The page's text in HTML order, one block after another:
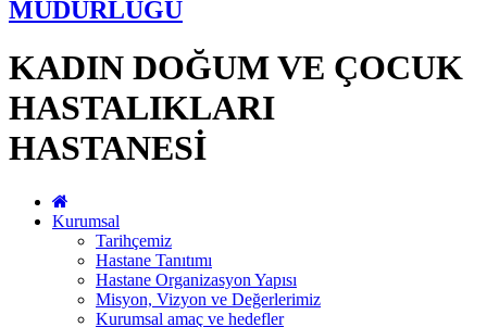
MÜDÜRLÜĞÜ
KADIN DOĞUM VE ÇOCUK
HASTALIKLARI
HASTANESİ
Kurumsal
Tarihçemiz
Hastane Tanıtımı
Hastane Organizasyon Yapısı
Misyon, Vizyon ve Değerlerimiz
Kurumsal amaç ve hedefler